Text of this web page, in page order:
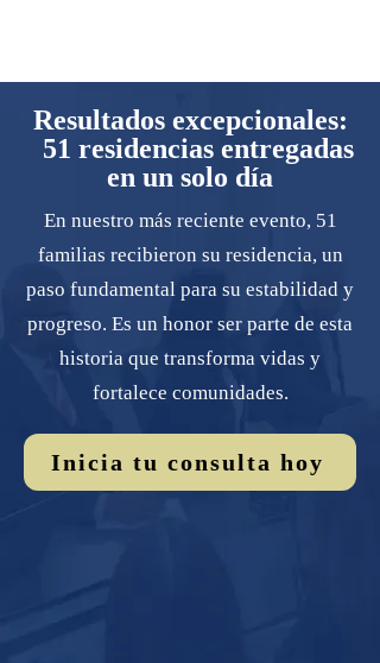
Resultados excepcionales:
51 residencias entregadas
en un solo día
En nuestro más reciente evento, 51
familias recibieron su residencia, un
paso fundamental para su estabilidad y
progreso. Es un honor ser parte de esta
historia que transforma vidas y
fortalece comunidades.
Inicia tu consulta hoy